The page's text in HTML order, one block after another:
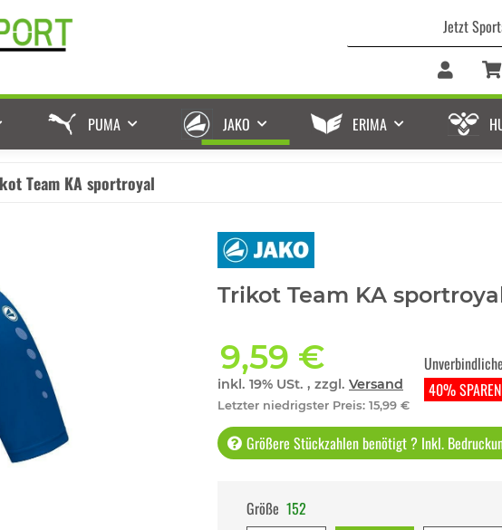
PUMA JAKO ERIMA
Team KA sportroyal
Trikot Team KA
9,59 €
inkl. 19% USt. , zzgl. Versand
Letzter niedrigster Preis: 15,99 €
40%
Größere Stückzahlen benötigt ? Inkl.
Größe 152